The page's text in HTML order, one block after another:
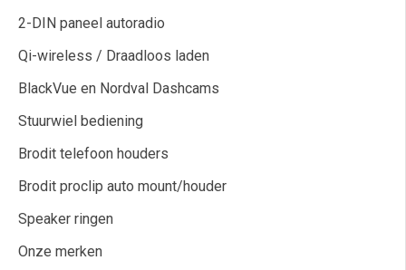
2-DIN paneel autoradio
Qi-wireless / Draadloos laden
BlackVue en Nordval Dashcams
Stuurwiel bediening
Brodit telefoon houders
Brodit proclip auto mount/houder
Speaker ringen
Onze merken